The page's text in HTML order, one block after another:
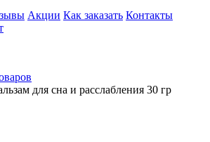
Акции Как заказать Контакты
для сна и расслабления 30 гр